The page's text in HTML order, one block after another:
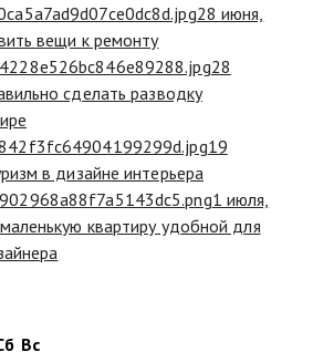
28 июня,
вещи к ремонту
28
сделать разводку
19
в дизайне интерьера
1 июля,
квартиру удобной для
Вс